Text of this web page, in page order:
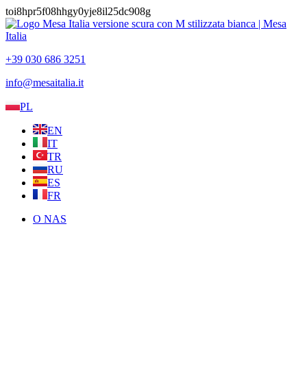
toi8hpr5f08hhgy0yje8il25dc908gPrzejdź
do
+39 030 686 3251
info@mesaitalia.it
PL
EN
IT
TR
RU
ES
FR
O NAS